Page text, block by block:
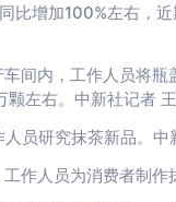
比增加100%左右，
间内，工作人员将
左右。中新社记者
员研究抹茶新品。中
作人员为消费者制